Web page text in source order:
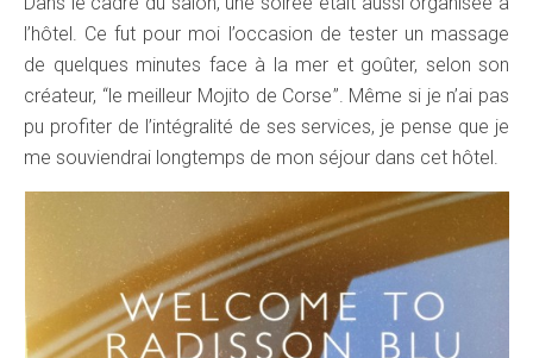
l’hôtel. Ce fut pour moi l’occasion de tester un massage
de quelques minutes face à la mer et goûter, selon son
créateur, “le meilleur Mojito de Corse”. Même si je n’ai pas
pu profiter de l’intégralité de ses services, je pense que je
me souviendrai longtemps de mon séjour dans cet hôtel.